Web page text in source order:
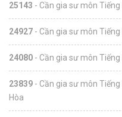
25143 - Cần gia sư môn
24927 - Cần gia sư môn Tiếng
24080 - Cần gia sư môn
23839 - Cần gia sư môn
Hòa